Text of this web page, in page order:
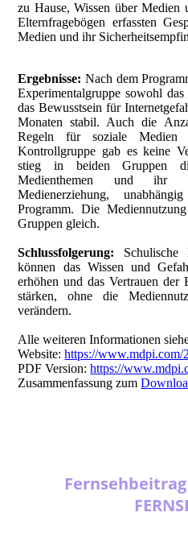
zu Hause, Wissen über
Elternfragebögen erfassten
Medien und ihr
Ergebnisse: Nach dem
Experimentalgruppe sowohl
das Bewusstsein für
Monaten stabil. Auch die
Regeln für soziale
Kontrollgruppe gab es keine
stieg in beiden Gruppen
Medienthemen und ihr
Medienerziehung,
Programm. Die
Gruppen gleich.
Schlussfolgerung: Schulische
können das Wissen und
erhöhen und das Vertrauen
stärken, ohne die
verändern.
Alle weiteren Informationen
Website:https://www.mdpi.com/
PDF Version:https://
Zusammenfassung zum
Fernsehbeitrag